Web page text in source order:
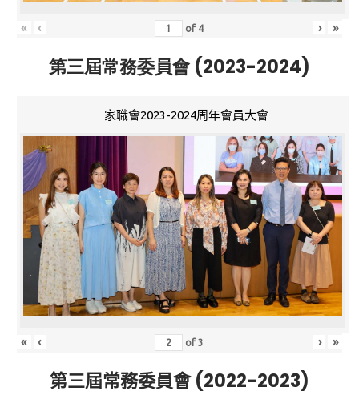
« ‹ of 4 › »
第三屆常務委員會 (2023-2024)
家職會2023-2024周年會員大會
« ‹ of3 › »
第三屆常務委員會 (2022-2023)